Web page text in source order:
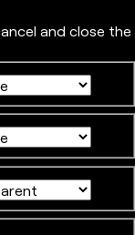
and close the